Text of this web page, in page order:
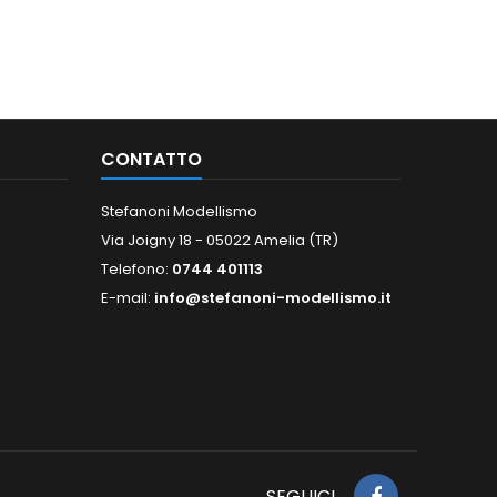
CONTATTO
Stefanoni Modellismo
Via Joigny 18 - 05022 Amelia (TR)
Telefono: 0744 401113
E-mail: info@stefanoni-modellismo.it